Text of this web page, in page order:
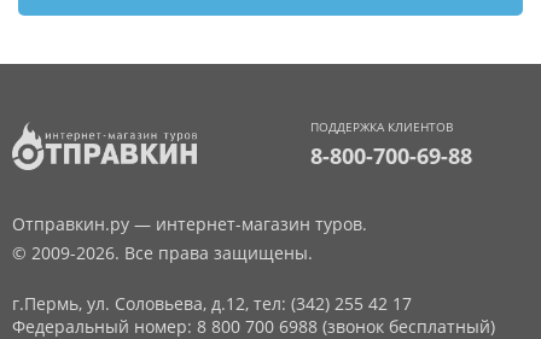
ПОДДЕРЖКА КЛИЕНТОВ
8-800-700-69-88
Отправкин.ру — интернет-магазин туров.
© 2009-2026. Все права защищены.
г.Пермь, ул. Соловьева, д.12, тел: (342) 255 42 17
Федеральный номер: 8 800 700 6988 (звонок бесплатный)